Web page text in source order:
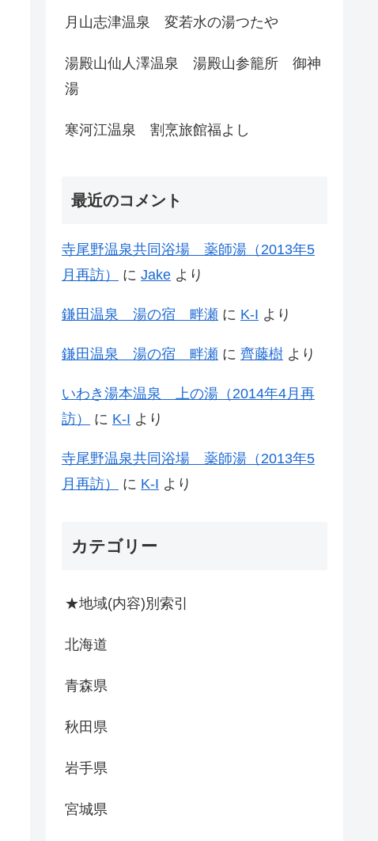
月山志津温泉 変若水の湯つたや
湯殿山仙人澤温泉 湯殿山参籠所 御神
湯
寒河江温泉 割烹旅館福よし
最近のコメント
寺尾野温泉共同浴場 薬師湯（2013年5
月再訪）
に Jake より
鎌田温泉 湯の宿 畔瀬 に K-I より
鎌田温泉 湯の宿 畔瀬 に 齊藤樹 より
いわき湯本温泉 上の湯（2014年4月再
訪）
に K-I より
寺尾野温泉共同浴場 薬師湯（2013年5
月再訪）
に K-I より
カテゴリー
★地域(内容)別索引
北海道
青森県
秋田県
岩手県
宮城県